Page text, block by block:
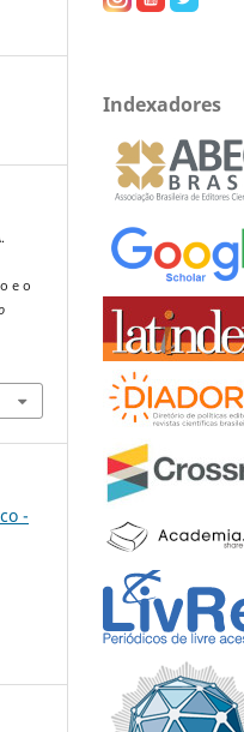
e o
-
Indexadores